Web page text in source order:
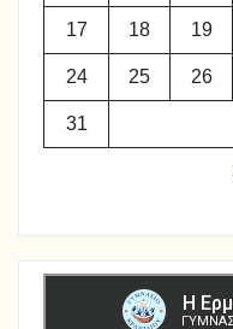
17 18 19
24 25 26
31